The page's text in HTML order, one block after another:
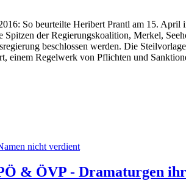
So beurteilte Heribert Prantl am 15. April
Spitzen der Regierungskoalition, Merkel,
beschlossen werden. Die
einem Regelwerk von Pflichten und
nicht verdient
& ÖVP - Dramaturgen